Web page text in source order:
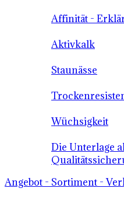
Affinität -
Aktivkalk
Staunässe
Wüchsigkeit
Die Unterlage
Angebot - Sortiment -